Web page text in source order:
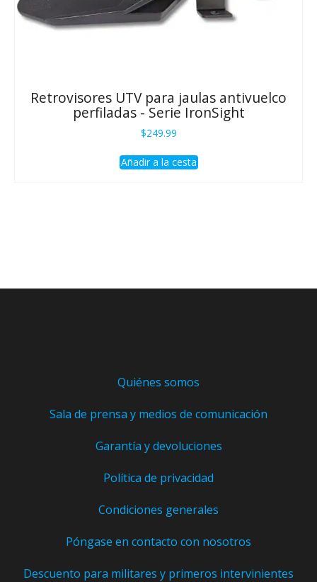
Retrovisores UTV para jaulas antivuelco
perfiladas - Serie IronSight
$249.99
Añadir a la cesta
Quiénes somos
Sala de prensa y medios de comunicación
Garantía y devoluciones
Política de privacidad
Condiciones generales
Póngase en contacto con nosotros
Descuento para militares y primeros intervinientes